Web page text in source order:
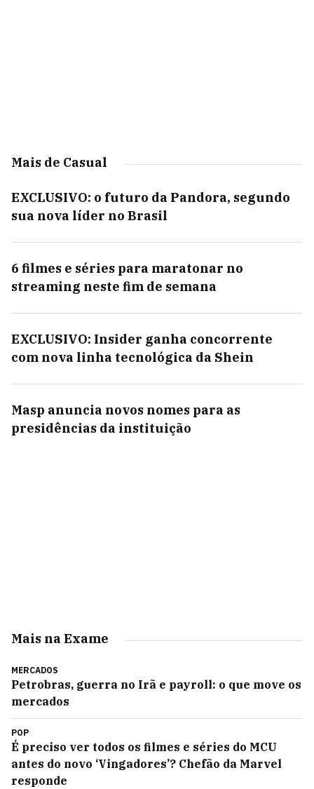
Mais de Casual
EXCLUSIVO: o futuro da Pandora, segundo
sua nova líder no Brasil
6 filmes e séries para maratonar no
streaming neste fim de semana
EXCLUSIVO: Insider ganha concorrente
com nova linha tecnológica da Shein
Masp anuncia novos nomes para as
presidências da instituição
Mais na Exame
MERCADOS
Petrobras, guerra no Irã e payroll: o que move os
mercados
POP
É preciso ver todos os filmes e séries do MCU
antes do novo ‘Vingadores’? Chefão da Marvel
responde